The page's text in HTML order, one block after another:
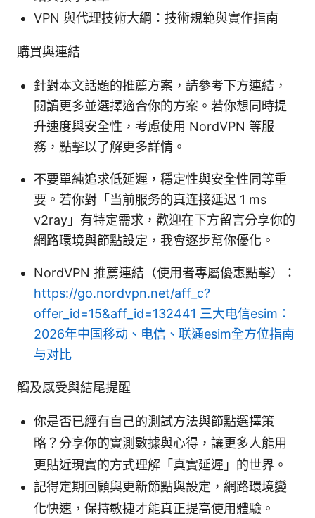
VPN 與代理技術大綱：技術規範與實作指南
購買與連結
針對本文話題的推薦方案，請參考下方連結，
閱讀更多並選擇適合你的方案。若你想同時提
升速度與安全性，考慮使用 NordVPN 等服
務，點擊以了解更多詳情。
不要單純追求低延遲，穩定性與安全性同等重
要。若你對「当前服务的真连接延迟 1 ms
v2ray」有特定需求，歡迎在下方留言分享你的
網路環境與節點設定，我會逐步幫你優化。
NordVPN 推薦連結（使用者專屬優惠點擊）：
https://go.nordvpn.net/aff_c?
offer_id=15&aff_id=132441 三大电信esim：
2026年中国移动、电信、联通esim全方位指南
与对比
觸及感受與結尾提醒
你是否已經有自己的測試方法與節點選擇策
略？分享你的實測數據與心得，讓更多人能用
更貼近現實的方式理解「真實延遲」的世界。
記得定期回顧與更新節點與設定，網路環境變
化快速，保持敏捷才能真正提高使用體驗。